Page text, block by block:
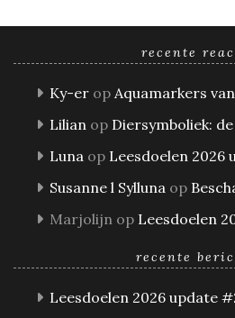
recente
Ky-er op Aquamarkers
Lilian op Diersymboliek:
Luna op Leesdoelen 2026
Susanne l Sylluna op
Marjolijn op Leesdoelen
recente
Leesdoelen 2026 update